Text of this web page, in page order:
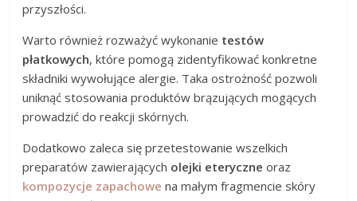
przyszłości.
Warto również rozważyć wykonanie testów
płatkowych, które pomogą zidentyfikować konkretne
składniki wywołujące alergie. Taka ostrożność pozwoli
uniknąć stosowania produktów brązujących mogących
prowadzić do reakcji skórnych.
Dodatkowo zaleca się przetestowanie wszelkich
preparatów zawierających olejki eteryczne oraz
kompozycje zapachowe na małym fragmencie skóry